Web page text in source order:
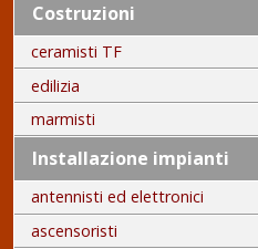
Costruzioni
ceramisti TF
edilizia
marmisti
Installazione impianti
antennisti ed elettronici
ascensoristi